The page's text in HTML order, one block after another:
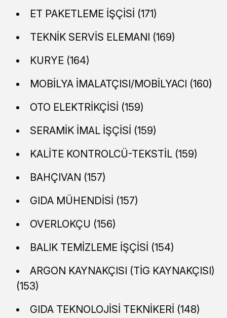
ET PAKETLEME İŞÇİSİ (171)
TEKNİK SERVİS ELEMANI (169)
KURYE (164)
MOBİLYA İMALATÇISI/MOBİLYACI (160)
OTO ELEKTRİKÇİSİ (159)
SERAMİK İMAL İŞÇİSİ (159)
KALİTE KONTROLCÜ-TEKSTİL (159)
BAHÇIVAN (157)
GIDA MÜHENDİSİ (157)
OVERLOKÇU (156)
BALIK TEMİZLEME İŞÇİSİ (154)
ARGON KAYNAKÇISI (TİG KAYNAKÇISI)
(153)
GIDA TEKNOLOJİSİ TEKNİKERİ (148)